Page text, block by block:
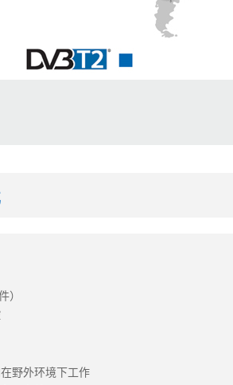
）
野外环境下工作